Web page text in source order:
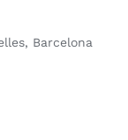
Barcelona